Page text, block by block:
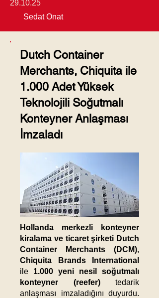
29.10.25
Sedat Onat
Dutch Container
Merchants, Chiquita ile
1.000 Adet Yüksek
Teknolojili Soğutmalı
Konteyner Anlaşması
İmzaladı
Hollanda merkezli konteyner
kiralama ve ticaret şirketi Dutch
Container Merchants (DCM),
Chiquita Brands International
ile 1.000 yeni nesil soğutmalı
konteyner (reefer)tedarik
anlaşması imzaladığını duyurdu.